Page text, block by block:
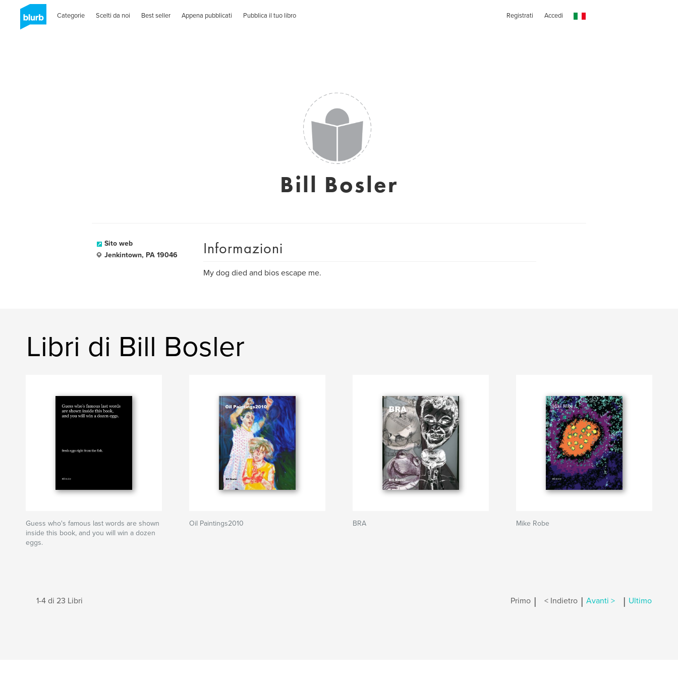
Categorie Scelti da noi Best seller Appena pubblicati Pubblica il tuo libro Registrati Accedi
Bill Bosler
Sito web
Jenkintown, PA 19046
Informazioni
My dog died and bios escape me.
Libri di Bill Bosler
Guess who's famous last words are shown
inside this book, and you will win a dozen
eggs.
Oil Paintings2010 BRA Mike Robe
1-4 di 23 Libri Primo | < Indietro | Avanti > | Ultimo